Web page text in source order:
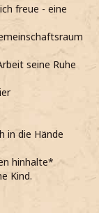
freue - eine
seine Ruhe
in die Hände
hinhalte*
Kind.